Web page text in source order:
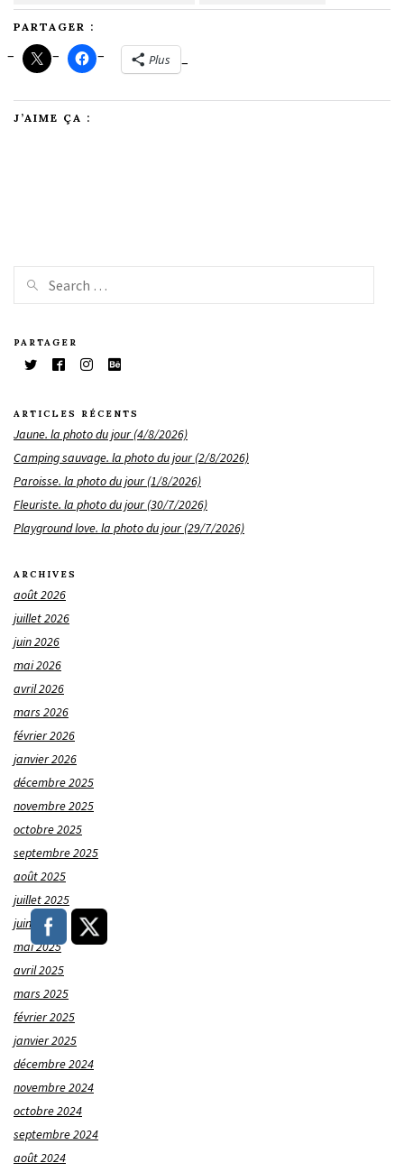
PARTAGER :
Plus
J’AIME ÇA :
PARTAGER
ARTICLES RÉCENTS
Jaune. la photo du jour (4/8/2026)
Camping sauvage. la photo du jour (2/8/2026)
Paroisse. la photo du jour (1/8/2026)
Fleuriste. la photo du jour (30/7/2026)
Playground love. la photo du jour (29/7/2026)
ARCHIVES
août 2026
juillet 2026
juin 2026
mai 2026
avril 2026
mars 2026
février 2026
janvier 2026
décembre 2025
novembre 2025
octobre 2025
septembre 2025
août 2025
juillet 2025
juin 2025
mai 2025
avril 2025
mars 2025
février 2025
janvier 2025
décembre 2024
novembre 2024
octobre 2024
septembre 2024
août 2024